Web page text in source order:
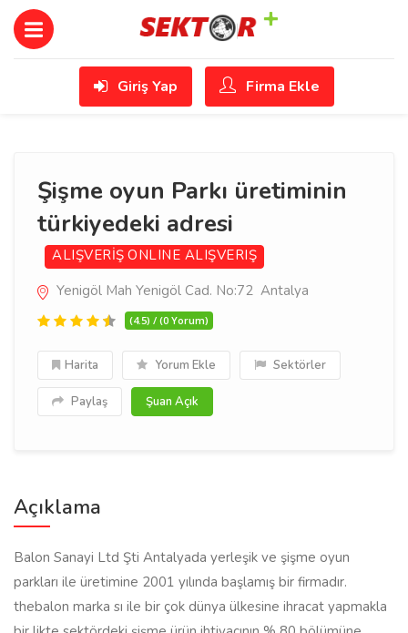
Giriş Yap Firma Ekle
Şişme oyun Parkı üretiminin
türkiyedeki adresi
ALIŞVERİŞ ONLINE ALIŞVERIŞ
Yenigöl Mah Yenigöl Cad. No:72 Antalya
(4.5) / (0 Yorum)
Harita Yorum Ekle Sektörler
Paylaş Şuan Açık
Açıklama
Balon Sanayi Ltd Şti Antalyada yerleşik ve şişme oyun
parkları ile üretimine 2001 yılında başlamış bir firmadır.
thebalon marka sı ile bir çok dünya ülkesine ihracat yapmakla